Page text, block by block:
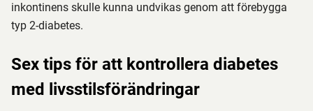
inkontinens skulle kunna undvikas genom att förebygga
typ 2-diabetes.
Sex tips för att kontrollera diabetes
med livsstilsförändringar